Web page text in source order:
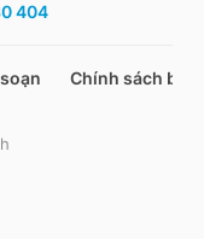
404
Chính sách bảo